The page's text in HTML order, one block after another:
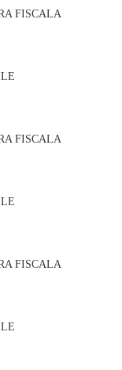
FISCALA
FISCALA
FISCALA